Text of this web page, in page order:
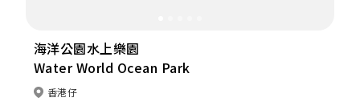
海洋公園水上樂園
Water World Ocean Park
香港仔